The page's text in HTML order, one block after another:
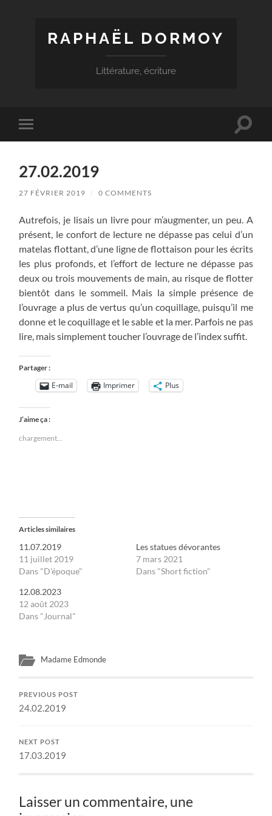
RAPHAËL DORMOY
Littérature, écriture
Toggle
mobile
Toggle
27.02.2019
27 FÉVRIER 2019 / 0 COMMENTS
Autrefois, je lisais un livre pour m’augmenter, un peu. A
présent, le confort de lecture ne dépasse pas celui d’un
matelas flottant, d’une ligne de flottaison pour les écrits
les plus profonds, et l’effort de lecture ne dépasse pas
deux ou trois mouvements de main, au risque de flotter
bientôt dans le sommeil. Mais la simple présence de
l’ouvrage a plus de vertus qu’un coquillage, puisqu’il me
donne et le coquillage et le sable et la mer. Parfois ne pas
lire, mais simplement toucher l’ouvrage de l’index suffit.
Partager :
E-mail Imprimer Plus
J’aime ça :
chargement…
Articles similaires
11.07.2019
11 juillet 2019
Dans "D'époque"
Les statues dévorantes
7 mars 2021
Dans "Short fiction"
12.08.2023
12 août 2023
Dans "Journal"
Madame Edmonde
PREVIOUS POST
24.02.2019
NEXT POST
17.03.2019
Laisser un commentaire, une